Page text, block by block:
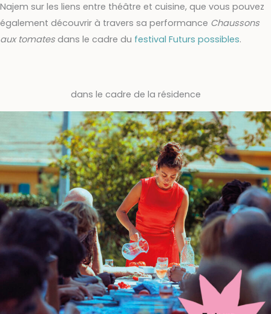
Najem sur les liens entre théâtre et cuisine, que vous pouvez
également découvrir à travers sa performance Chaussons
aux tomates dans le cadre du festival Futurs possibles.
dans le cadre de la résidence